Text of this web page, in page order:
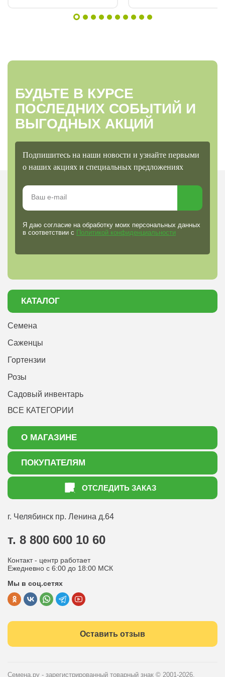
БУДЬТЕ В КУРСЕ
ПОСЛЕДНИХ СОБЫТИЙ И
ВЫГОДНЫХ АКЦИЙ
Подпишитесь на наши новости и узнайте первыми
о наших акциях и специальных предложениях
Я даю согласие на обработку моих персональных данных
в соответствии с Политикой конфиденциальности
КАТАЛОГ
Семена
Саженцы
Гортензии
Розы
Садовый инвентарь
ВСЕ КАТЕГОРИИ
О МАГАЗИНЕ
О нас
Акции
ПОКУПАТЕЛЯМ
Как оформить заказ
Статьи садоводу
Оптовым покупателям
Политика конфиденциальности
Публичная оферта
ОТСЛЕДИТЬ ЗАКАЗ
г. Челябинск пр. Ленина д.64
т. 8 800 600 10 60
Контакт - центр работает
Ежедневно с 6:00 до 18:00 МСК
Мы в соц.сетях
Оставить отзыв
Семена.ру - зарегистрированный товарный знак © 2001-2026.